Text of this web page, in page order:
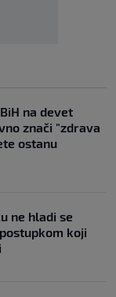
na devet
znači "zdrava
ostanu
ne hladi se
koji